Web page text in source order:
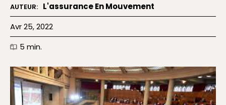
AUTEUR: L'assurance En Mouvement
Avr 25, 2022
5 min.